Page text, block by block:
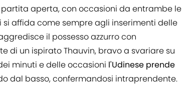
aperta, con occasioni da entrambe le
affida come sempre agli inserimenti delle
il possesso azzurro con
di un ispirato Thauvin, bravo a svariare su
minuti e delle occasioni l'Udinese prende
dal basso, confermandosi intraprendente.